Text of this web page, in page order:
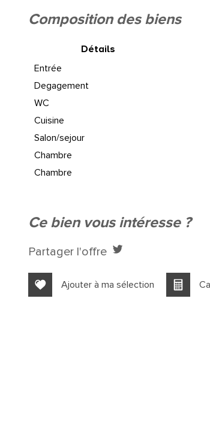
la ville de marseille (13015)
−
École primaire
Gare ferroviaire
composition des biens
Détails
entrée
degagement
WC
cuisine
salon/sejour
chambre
chambre
ce bien vous intéresse ?
Partager l'offre
Ajouter à ma sélection